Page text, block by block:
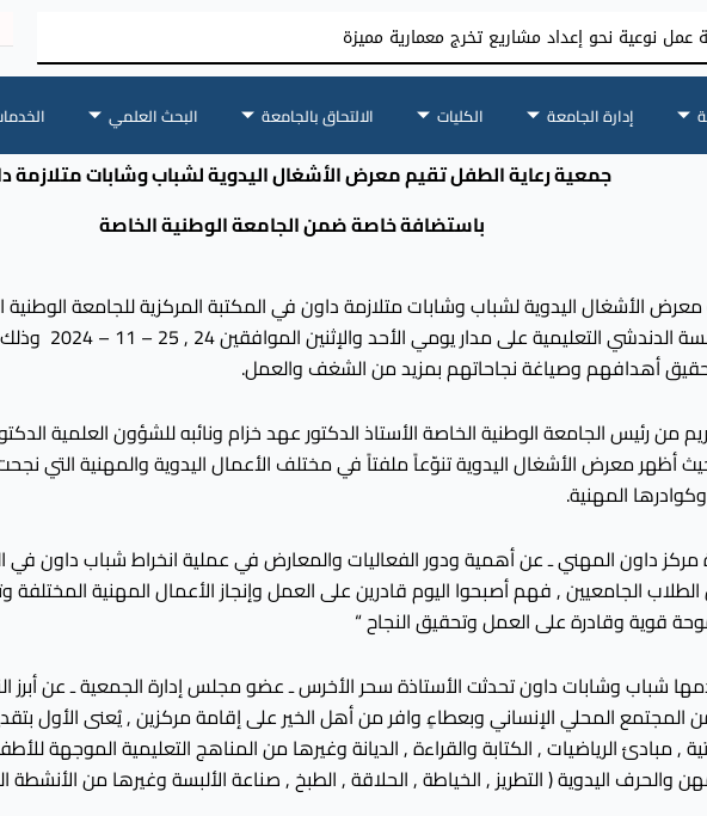
نوعية نحو إعداد مشاريع تخرج معمارية مميزة
إدارة الجامعة الكليات الالتحاق بالجامعة البحث العلمي
جمعية رعاية الطفل تقيممعرض الأشغال اليدوية لشباب وشابات متلازمة
باستضافة خاصة ضمن الجامعة الوطنية الخاصة
الأشغال اليدوية لشباب وشابات متلازمة داون في المكتبة المركزية للجامعة الوطنية
لمحافظة حمص
أهدافهم وصياغة نجاحاتهم بمزيد من الشغف والعمل.
رئيس الجامعة الوطنية الخاصة الأستاذ الدكتور عهد خزام ونائبه للشؤون العلمية
أظهر معرض الأشغال اليدوية تنوّعاً ملفتاً في مختلف الأعمال اليدوية والمهنية التي
المهنية.
مركز داون المهني ـ عن أهمية ودور الفعاليات والمعارض في عملية انخراط شباب داون
الجامعيين , فهم أصبحوا اليوم قادرين على العمل وإنجاز الأعمال المهنية
قوية وقادرة على العمل وتحقيق النجاح “
شباب وشابات داون تحدثت الأستاذة سحر الأخرس ـ عضو مجلس إدارة الجمعية ـ عن أبرز
المجتمع المحلي الإنساني وبعطاءٍ وافر من أهل الخير على إقامة مركزين , يُعنى الأول
, مبادئ الرياضيات , الكتابة والقراءة , الديانة وغيرها من المناهج التعليمية الموجهة
اليدوية ( التطريز , الخياطة , الحلاقة , الطبخ , صناعة الألبسة وغيرها من الأنشطة